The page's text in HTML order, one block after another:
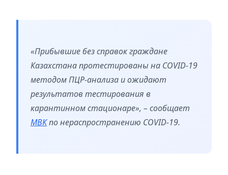
«Прибывшие без справок граждане
Казахстана протестированы на COVID-19
методом ПЦР-анализа и ожидают
результатов тестирования в
карантинном стационаре», – сообщает
МВКпо нераспространению COVID-19.